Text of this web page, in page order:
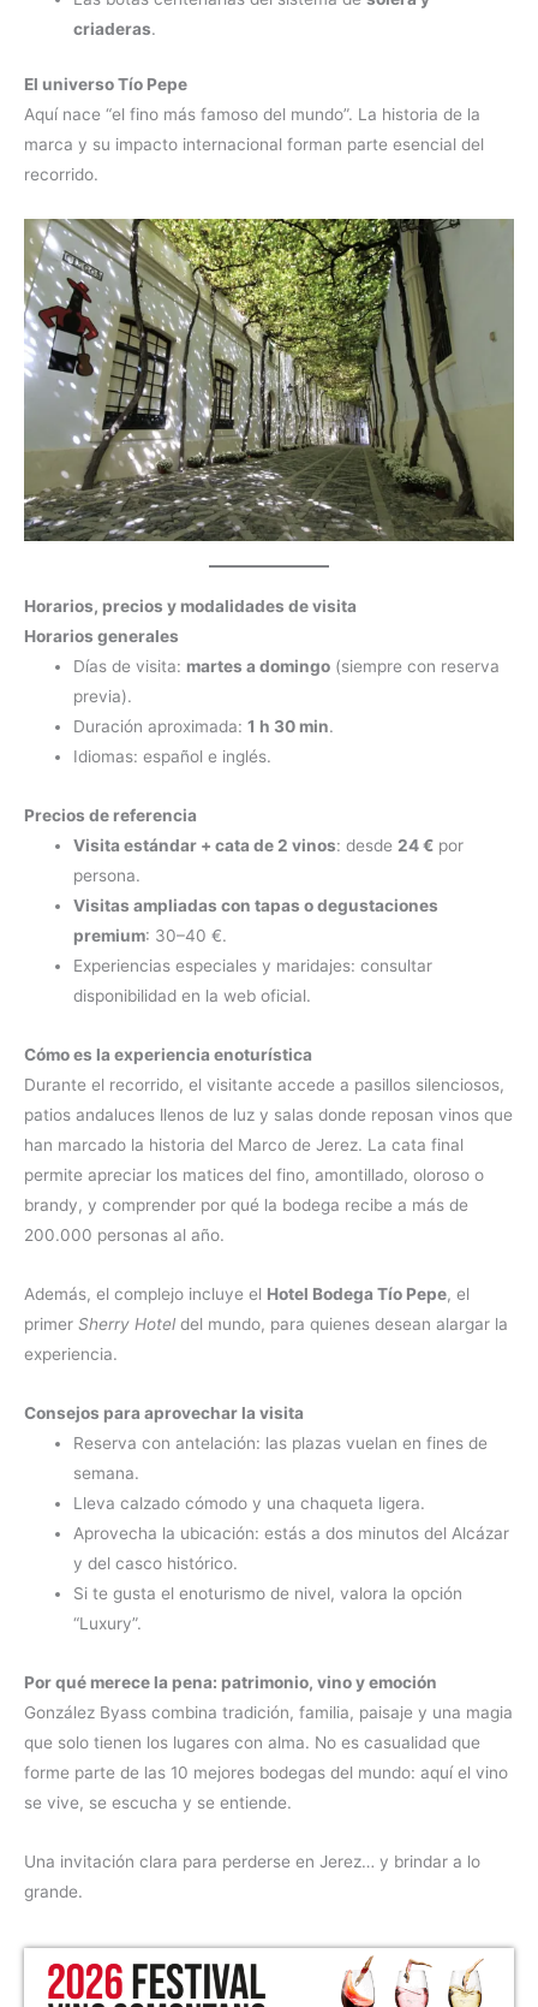
criaderas.
El universo Tío Pepe
Aquí nace “el fino más famoso del mundo”. La historia de la
marca y su impacto internacional forman parte esencial del
recorrido.
Horarios, precios y modalidades de visita
Horarios generales
Días de visita: martes a domingo (siempre con reserva
previa).
Duración aproximada:1 h 30 min.
Idiomas: español e inglés.
Precios de referencia
Visita estándar + cata de 2 vinos: desde 24 € por
persona.
Visitas ampliadas con tapas o degustaciones
premium: 30–40 €.
Experiencias especiales y maridajes: consultar
disponibilidad en la web oficial.
Cómo es la experiencia enoturística
Durante el recorrido, el visitante accede a pasillos silenciosos,
patios andaluces llenos de luz y salas donde reposan vinos que
han marcado la historia del Marco de Jerez. La cata final
permite apreciar los matices del fino, amontillado, oloroso o
brandy, y comprender por qué la bodega recibe a más de
200.000 personas al año.
Además, el complejo incluye el Hotel Bodega Tío Pepe, el
primer Sherry Hotel del mundo, para quienes desean alargar la
experiencia.
Consejos para aprovechar la visita
Reserva con antelación: las plazas vuelan en fines de
semana.
Lleva calzado cómodo y una chaqueta ligera.
Aprovecha la ubicación: estás a dos minutos del Alcázar
y del casco histórico.
Si te gusta el enoturismo de nivel, valora la opción
“Luxury”.
Por qué merece la pena: patrimonio, vino y emoción
González Byass combina tradición, familia, paisaje y una magia
que solo tienen los lugares con alma. No es casualidad que
forme parte de las 10 mejores bodegas del mundo: aquí el vino
se vive, se escucha y se entiende.
Una invitación clara para perderse en Jerez… y brindar a lo
grande.